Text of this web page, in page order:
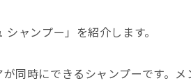
ャンプー」を紹介します。
同時にできるシャンプーです。